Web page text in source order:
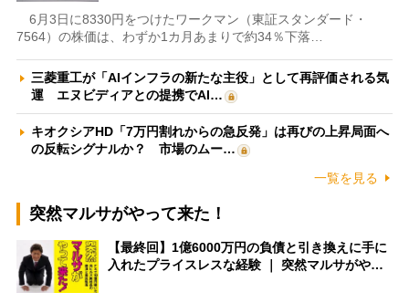
6月3日に8330円をつけたワークマン（東証スタンダード・
7564）の株価は、わずか1カ月あまりで約34％下落…
三菱重工が「AIインフラの新たな主役」として再評価される気
運 エヌビディアとの提携でAI…
キオクシアHD「7万円割れからの急反発」は再びの上昇局面へ
の反転シグナルか？ 市場のムー…
一覧を見る
突然マルサがやって来た！
【最終回】1億6000万円の負債と引き換えに手に
入れたプライスレスな経験 ｜ 突然マルサがや…